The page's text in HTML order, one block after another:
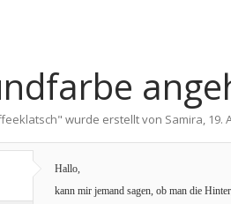
" wurde erstellt von Samira, 19.
Hallo,
kann mir jemand sagen, ob man die